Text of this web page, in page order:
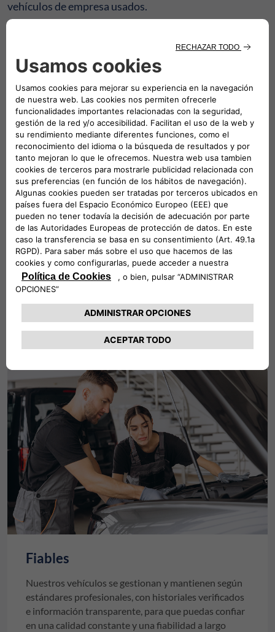
vehículos de empresa usados.
Digital
Gracias a su enfoque totalmente digital, Leasys
Automarket hace que comprar tu coche sea más fácil
que nunca. Al tratarse de una plataforma totalmente
digital, te ofrece un acceso rápido a vehículos,
subastas y servicios estés donde estés.
Fiables
Nuestros vehículos se gestionan y mantienen según
estándares profesionales, con historiales verificados
e información transparente, para que puedas confiar
en una calidad constante y una fiabilidad a largo